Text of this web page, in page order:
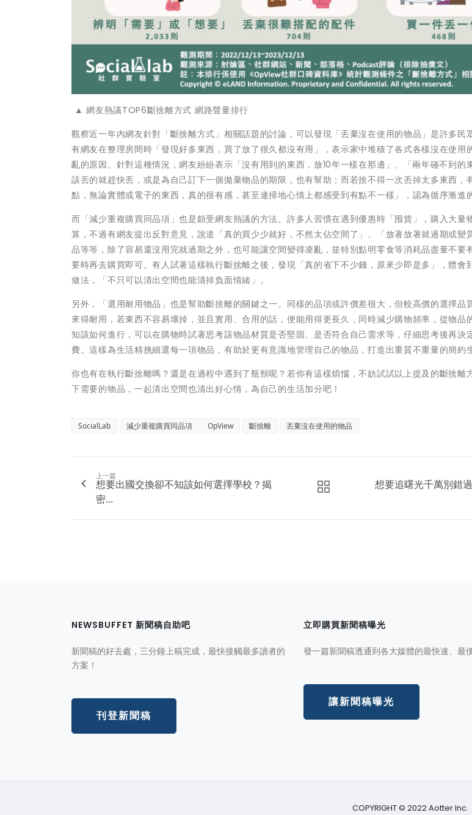
▲ 網友熱議TOP6斷捨離方式 網路聲量排行
觀察近一年內網友針對「斷捨離方式」相關話題的討論，可以發現「丟棄沒在使用的物品」是許多民
有網友在整理房間時「發現好多東西，買了放了很久都沒有用」，表示家中堆積了各式各樣沒在使用
亂的原因。針對這種情況，網友紛紛表示「沒有用到的東西，放10年一樣在那邊」、「兩年碰不到的
該丟的就趕快丟，或是為自己訂下一個拋棄物品的期限，也有幫助；而若捨不得一次丟掉太多東西，
點，無論實體或電子的東西，真的很有感，甚至連掃地心情上都感受到有點不一樣」，認為循序漸進
而「減少重複購買同品項」也是頗受網友熱議的方法。許多人習慣在遇到優惠時「囤貨」，購入大量
算，不過有網友提出反對意見，說道「真的買少少就好，不然太佔空間了」、「放著放著就過期或變
品等等，除了容易還沒用完就過期之外，也可能讓空間變得凌亂，並特別點明零食等消耗品盡量不要
要時再去購買即可。有人試著這樣執行斷捨離之後，發現「真的省下不少錢，原來少即是多」，體會
做法，「不只可以清出空間也能清掉負面情緒」。
另外，「選用耐用物品」也是幫助斷捨離的關鍵之一。同樣的品項或許價差很大，但較高價的選擇品
來得耐用，若東西不容易壞掉，並且實用、合用的話，便能用得更長久，同時減少購物頻率，從物品
知該如何進行，可以在購物時試著思考該物品材質是否堅固、是否符合自己需求等，仔細思考後再決
費。這樣為生活精挑細選每一項物品，有助於更有意識地管理自己的物品，打造出重質不重量的簡約
你也有在執行斷捨離嗎？還是在過程中遇到了瓶頸呢？若你有這樣煩惱，不妨試試以上提及的斷捨離
下需要的物品，一起清出空間也清出好心情，為自己的生活加分吧！
SocialLab 減少重複購買同品項 OpView 斷捨離 丟棄沒在使用的物品
上一篇
想要出國交換卻不知該如何選擇學校？揭
密...
想要追曙光千萬別錯
NEWSBUFFET 新聞稿自助吧
新聞稿的好去處，三分鐘上稿完成，最快接觸最多讀者的
方案！
刊登新聞稿
立即購買新聞稿曝光
發一篇新聞稿透通到各大媒體的最快速、最
讓新聞稿曝光
COPYRIGHT © 2022 Aotter Inc.